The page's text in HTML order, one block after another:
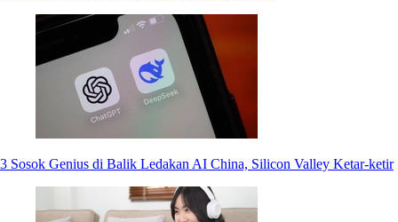
3 Sosok Genius di Balik Ledakan AI China, Silicon Valley Ketar-ketir